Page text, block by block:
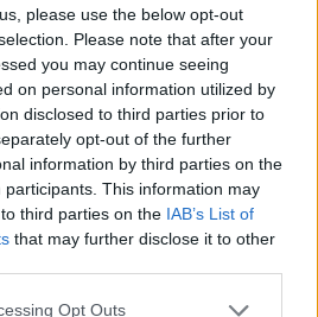
please use the below opt-out
Please note that after your
you may continue seeing
on personal information utilized by
disclosed to third parties prior to
opt-out of the further
information by third parties on the
participants. This information may
third parties on the IAB’s List of
that may further disclose it to other
Opt Outs